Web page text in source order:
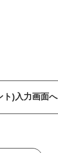
ト)入力画面へ